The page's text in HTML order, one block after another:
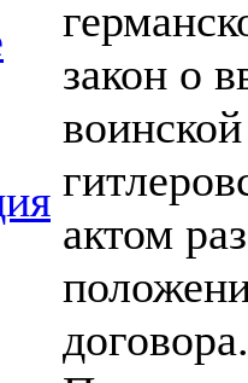
закон о
актом
договора.